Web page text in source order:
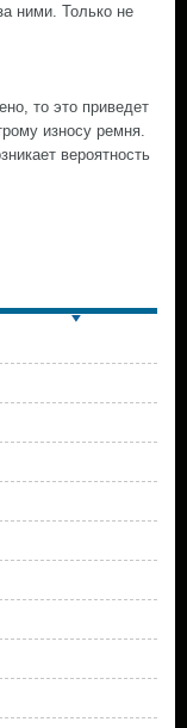
ними. Только не
то это приведет
износу ремня.
вероятность